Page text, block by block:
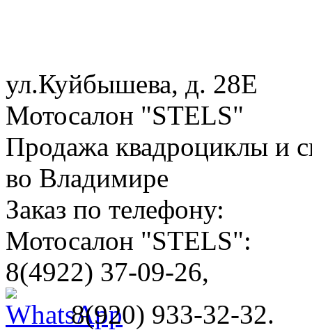
ул.Куйбышева, д. 28Е
Мотосалон "STELS"
Продажа квадроциклы и
во Владимире
Заказ по телефону:
Мотосалон "STELS":
8(4922) 37-09-26,
8(920) 933-32-32.